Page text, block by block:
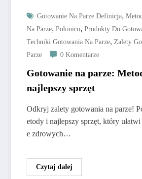
Gotowanie Na Parze Definicja,
Na Parze, Polonico, Produkty Do
Techniki Gotowania Na Parze, Zalety
Parze
0 Komentarze
Gotowanie na parze:
najlepszy sprzęt
Odkryj zalety gotowania na parze!
etody i najlepszy sprzęt, który
e zdrowych…
Czytaj dalej